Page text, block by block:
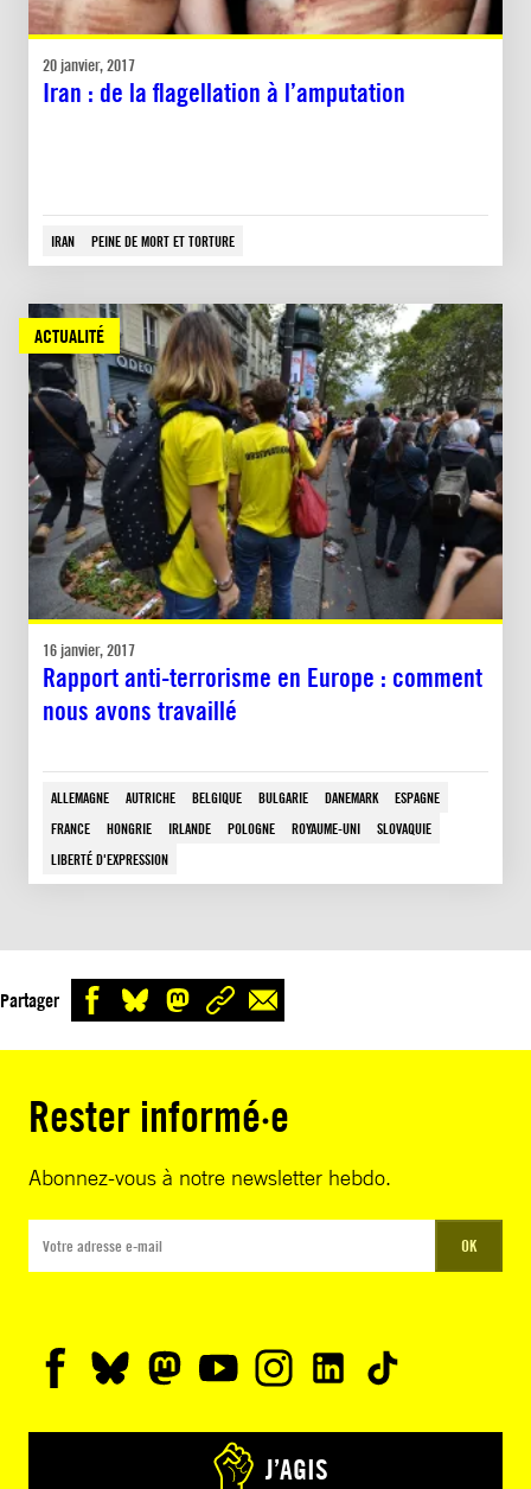
20 janvier, 2017
Iran : de la flagellation à l’amputation
IRAN PEINE DE MORT ET TORTURE
ACTUALITÉ
16 janvier, 2017
Rapport anti-terrorisme en Europe : comment
nous avons travaillé
ALLEMAGNE AUTRICHE BELGIQUE BULGARIE DANEMARK
ESPAGNE
FRANCE
HONGRIE IRLANDE POLOGNE ROYAUME-UNI
SLOVAQUIE
LIBERTÉ D'EXPRESSION
Partager
Rester informé·e
Abonnez-vous à notre newsletter hebdo.
OK
J’AGIS